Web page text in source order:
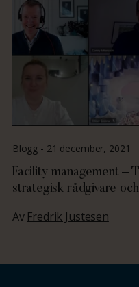
Blogg - 21 december, 2021
Facility management –
strategisk rådgivare
Av Fredrik Justesen